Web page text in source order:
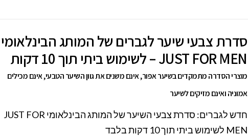
סדרת צבעי שיער לגברים של המותג הבינלאומי
JUST FOR MEN – לשימוש ביתי תוך 10 דקות
מוצרי הסדרה מתמקדים בשיער אפור, אינם משנים את גוון השיער הטבעי, אינם מכילים
אמוניה ואינם מזיקים לשיער
חדש לגברים: סדרת צבעי השיער של המותג הבינלאומי JUST FOR
MEN לשימוש ביתי תוך 10 דקות בלבד